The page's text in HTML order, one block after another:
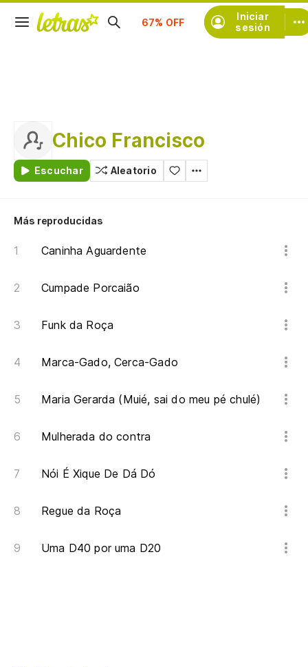
Iniciar
sesión
Suscríbete
Chico Francisco
Escuchar Aleatorio
Más reproducidas
Caninha Aguardente
Cumpade Porcaião
Funk da Roça
Marca-Gado, Cerca-Gado
Maria Gerarda (Muié, sai do meu pé chulé)
Mulherada do contra
Nói É Xique De Dá Dó
Regue da Roça
Uma D40 por uma D20